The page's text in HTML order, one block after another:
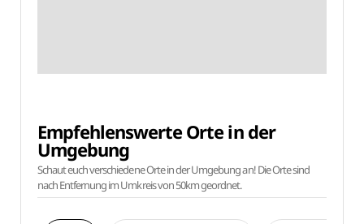
Empfehlenswerte Orte in der
Umgebung
Schaut euch verschiedene Orte in der Umgebung an! Die Orte sind
nach Entfernung im Umkreis von 50km geordnet.